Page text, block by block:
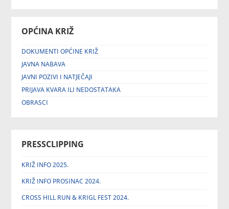
OPĆINA KRIŽ
DOKUMENTI OPĆINE KRIŽ
JAVNA NABAVA
JAVNI POZIVI I NATJEČAJI
PRIJAVA KVARA ILI NEDOSTATAKA
OBRASCI
PRESSCLIPPING
KRIŽ INFO 2025.
KRIŽ INFO PROSINAC 2024.
CROSS HILL RUN & KRIGL FEST 2024.